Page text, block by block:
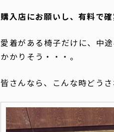
購入店にお願いし、有料で確
愛着がある椅子だけに、中
かかりそう・・・。
皆さんなら、こんな時どうさ